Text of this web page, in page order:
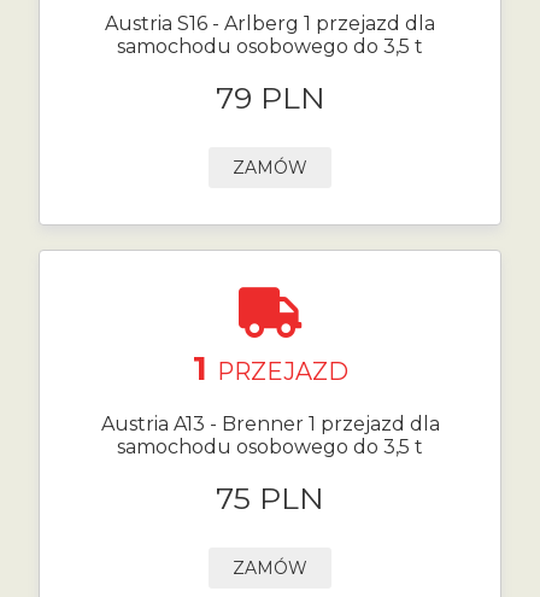
Austria S16 - Arlberg 1 przejazd dla
samochodu osobowego do 3,5 t
79 PLN
ZAMÓW
1 PRZEJAZD
Austria A13 - Brenner 1 przejazd dla
samochodu osobowego do 3,5 t
75 PLN
ZAMÓW